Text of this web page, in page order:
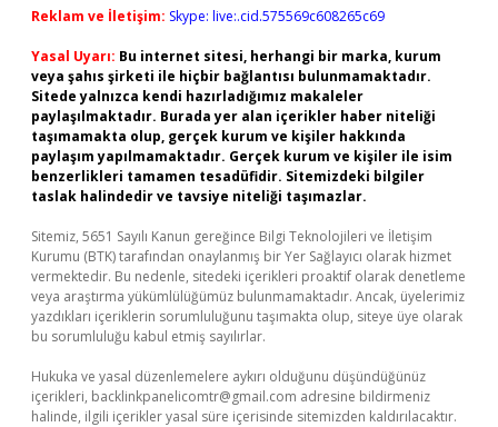
Reklam ve İletişim: Skype: live:.cid.575569c608265c69
Yasal Uyarı: Bu internet sitesi, herhangi bir marka, kurum
veya şahıs şirketi ile hiçbir bağlantısı bulunmamaktadır.
Sitede yalnızca kendi hazırladığımız makaleler
paylaşılmaktadır. Burada yer alan içerikler haber niteliği
taşımamakta olup, gerçek kurum ve kişiler hakkında
paylaşım yapılmamaktadır. Gerçek kurum ve kişiler ile isim
benzerlikleri tamamen tesadüfidir. Sitemizdeki bilgiler
taslak halindedir ve tavsiye niteliği taşımazlar.
Sitemiz, 5651 Sayılı Kanun gereğince Bilgi Teknolojileri ve İletişim
Kurumu (BTK) tarafından onaylanmış bir Yer Sağlayıcı olarak hizmet
vermektedir. Bu nedenle, sitedeki içerikleri proaktif olarak denetleme
veya araştırma yükümlülüğümüz bulunmamaktadır. Ancak, üyelerimiz
yazdıkları içeriklerin sorumluluğunu taşımakta olup, siteye üye olarak
bu sorumluluğu kabul etmiş sayılırlar.
Hukuka ve yasal düzenlemelere aykırı olduğunu düşündüğünüz
içerikleri, backlinkpanelicomtr@gmail.com adresine bildirmeniz
halinde, ilgili içerikler yasal süre içerisinde sitemizden kaldırılacaktır.